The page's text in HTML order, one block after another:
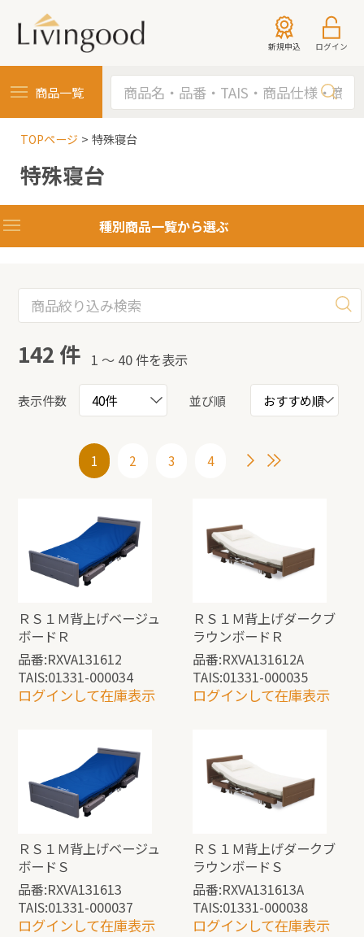
新規申込 ログイン
商品一覧
TOPページ 特殊寝台
特殊寝台
種別商品一覧から選ぶ
142 件 1 〜 40 件を表示
表示件数 並び順
1 2 3 4
ＲＳ１Ｍ背上げベージュ
ボードＲ
品番:RXVA131612
TAIS:01331-000034
ログインして在庫表示
ＲＳ１Ｍ背上げダークブ
ラウンボードＲ
品番:RXVA131612A
TAIS:01331-000035
ログインして在庫表示
ＲＳ１Ｍ背上げベージュ
ボードＳ
品番:RXVA131613
TAIS:01331-000037
ログインして在庫表示
ＲＳ１Ｍ背上げダークブ
ラウンボードＳ
品番:RXVA131613A
TAIS:01331-000038
ログインして在庫表示